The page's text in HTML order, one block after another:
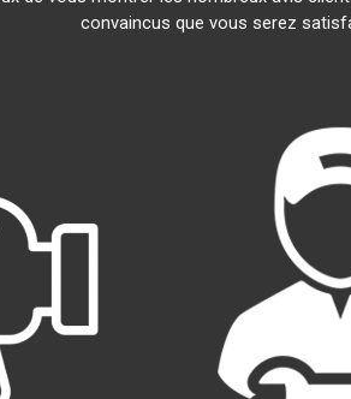
convaincus que vous serez